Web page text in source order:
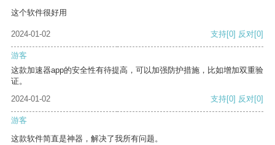
这个软件很好用
2024-01-02 支持[0] 反对[0]
游客
这款加速器app的安全性有待提高，可以加强防护措施，比如增加双重验
证。
2024-01-02
支持[0] 反对[0]
游客
这款软件简直是神器，解决了我所有问题。